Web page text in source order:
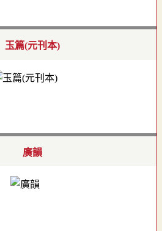
玉篇(元刊本)
廣韻